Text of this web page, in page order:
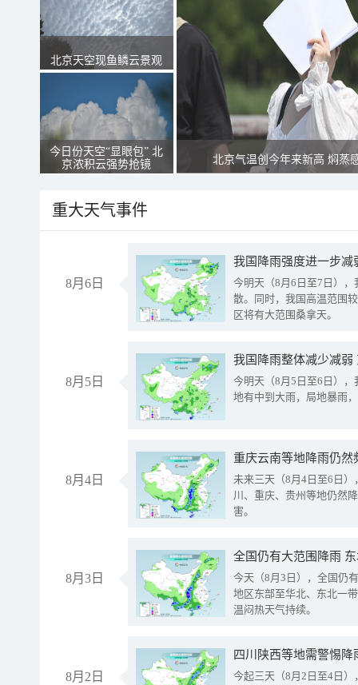
北京天空现鱼鳞云景观
今日份天空“显眼包” 北
京浓积云强势抢镜
北京气温创今年来新高 焖蒸
重大天气事件
8月6日
今明天（8月6日至7日）
散。同时，我国高温范围
区将有大范围桑拿天。
8月5日
我国降雨整体减少减弱
今明天（8月5日至6日）
地有中到大雨，局地暴雨
8月4日
重庆云南等地降雨仍然
未来三天（8月4日至6日
川、重庆、贵州等地仍然
害。
8月3日
全国仍有大范围降雨
今天（8月3日），全国仍
地区东部至华北、东北一
温闷热天气持续。
8月2日
今起三天（8月2日至4日